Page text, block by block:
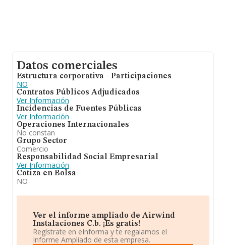
Datos comerciales
Estructura corporativa - Participaciones
NO
Contratos Públicos Adjudicados
Ver Información
Incidencias de Fuentes Públicas
Ver Información
Operaciones Internacionales
No constan
Grupo Sector
Comercio
Responsabilidad Social Empresarial
Ver Información
Cotiza en Bolsa
NO
Ver el informe ampliado de Airwind
Instalaciones C.b. ¡Es gratis!
Regístrate en eInforma y te regalamos el
Informe Ampliado de esta empresa.